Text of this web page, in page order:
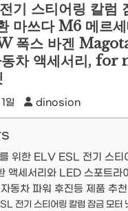
기 스티어링 칼럼
마쓰다 M6 메르
폭스 바겐
차 액세서리, for
일 dinosion
위한 ELV ESL 전기 스티
액세서리와 LED 스포트라
동차 파워 후진등 제품 추
전기 스티어링 칼럼 잠금 모